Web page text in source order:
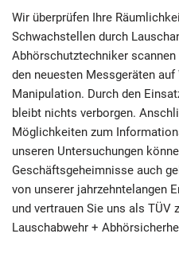
Wir überprüfen Ihre
Schwachstellen durch
Abhörschutztechniker
den neuesten Messgeräten
Manipulation. Durch den
bleibt nichts verborgen.
Möglichkeiten zum
unseren Untersuchungen
Geschäftsgeheimnisse auch
von unserer jahrzehntelangen
und vertrauen Sie uns als TÜV
Lauschabwehr +